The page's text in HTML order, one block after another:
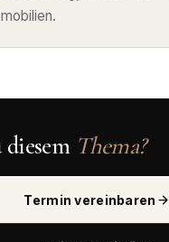
diesem Thema?
Termin vereinbaren